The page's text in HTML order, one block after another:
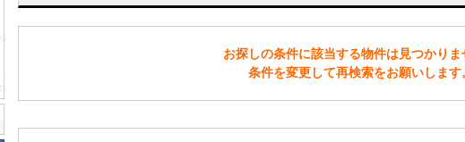
お探しの条件に該当する物件は見つかりま
条件を変更して再検索をお願いします